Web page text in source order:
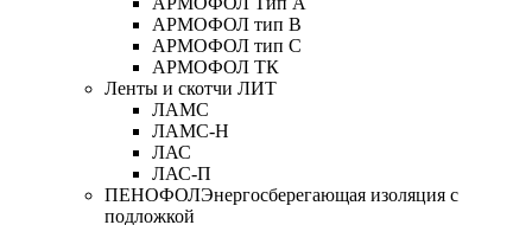
АРМОФОЛ тип В
АРМОФОЛ тип C
АРМОФОЛ ТК
Ленты и скотчи ЛИТ
ЛАМС
ЛАМС-Н
ЛАС
ЛАС-П
ПЕНОФОЛЭнергосберегающая изоляция с
подложкой